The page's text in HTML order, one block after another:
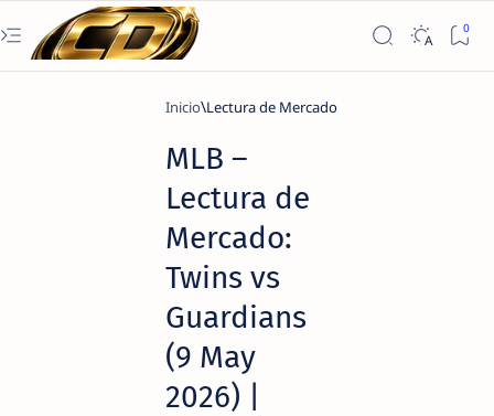
Inicio Lectura de Mercado
MLB –
Lectura de
Mercado:
Twins vs
Guardians
(9 May
2026) |